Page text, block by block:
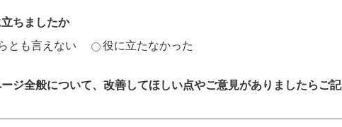
ちましたか
とも言えない 役に立たなかった
ジ全般について、改善してほしい点やご意見がありましたらご記